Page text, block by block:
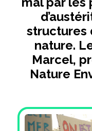
structures
nature.
Marcel,
Nature